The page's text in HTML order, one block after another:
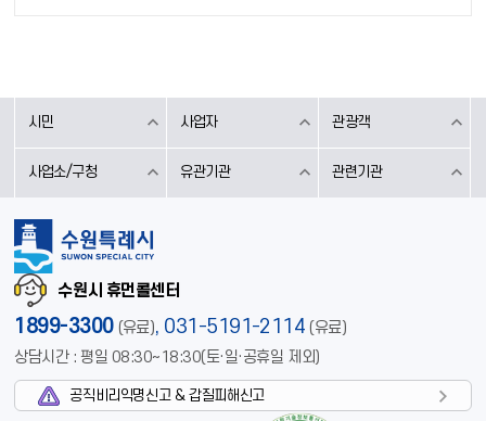
시민 사업자 관광객
사업소/구청 유관기관 관련기관
수원시 휴먼콜센터
1899-3300 (유료), 031-5191-2114 (유료)
상담시간 : 평일 08:30~18:30(토·일·공휴일 제외)
공직비리익명신고 & 갑질피해신고